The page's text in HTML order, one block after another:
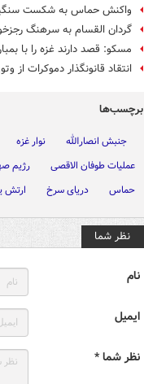
واکنش حماس به شکست
گردان القسام به سرهنگ
مسکو: قصد دارند غزه را با
انتقاد قانونگذار دموکرات
برچسب‌ها
جنبش انصارالله نوار غزه
عملیات طوفان الاقصی
رژیم
حماس
دریای سرخ ارتش
نظر شما
نام
ایمیل
نظر شما *